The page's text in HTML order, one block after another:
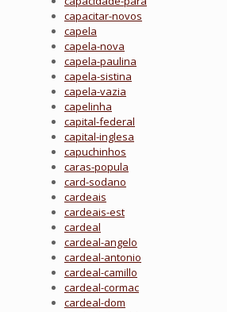
capacitar-novos
capela
capela-nova
capela-paulina
capela-sistina
capela-vazia
capelinha
capital-federal
capital-inglesa
capuchinhos
caras-popula
card-sodano
cardeais
cardeais-est
cardeal
cardeal-angelo
cardeal-antonio
cardeal-camillo
cardeal-cormac
cardeal-dom